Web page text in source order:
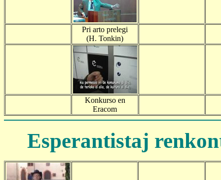
Pri arto prelegi
(H. Tonkin)
Konkurso en
Eracom
Esperantistaj